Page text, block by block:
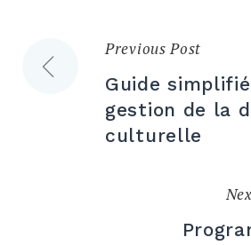
Post
navigation
Previous Post
Guide
gestion de la
culturelle